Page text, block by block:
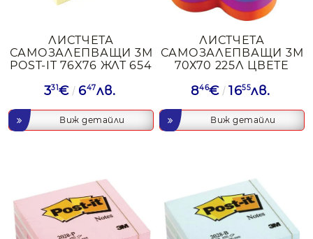
ЛИСТЧЕТА
САМОЗАЛЕПВАЩИ 3М
POST-IT 76X76 ЖЛТ 654
331€ 647лв.
Виж детайли
ЛИСТЧЕТА
САМОЗАЛЕПВАЩИ 3М
70Х70 225Л ЦВЕТЕ
846€ 1655лв.
Виж детайли